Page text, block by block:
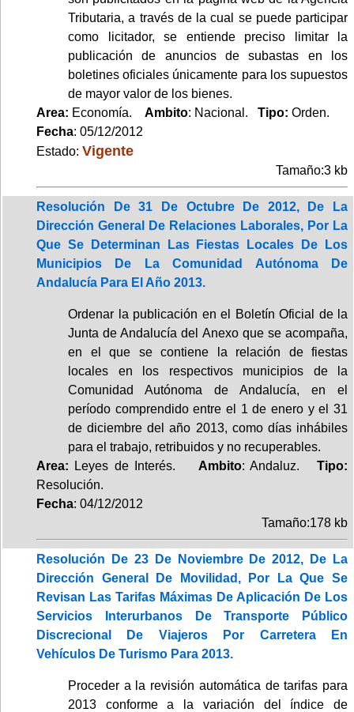
Tributaria, a través de la cual se puede participar
como licitador, se entiende preciso limitar la
publicación de anuncios de subastas en los
boletines oficiales únicamente para los supuestos
de mayor valor de los bienes.
Area: Economía. Ambito: Nacional. Tipo: Orden.
Fecha: 05/12/2012
Estado: Vigente
Tamaño:3 kb
Resolución De 31 De Octubre De 2012, De La
Dirección General De Relaciones Laborales, Por La
Que Se Determinan Las Fiestas Locales De Los
Municipios De La Comunidad Autónoma De
Andalucía Para El Año 2013.
Ordenar la publicación en el Boletín Oficial de la
Junta de Andalucía del Anexo que se acompaña,
en el que se contiene la relación de fiestas
locales en los respectivos municipios de la
Comunidad Autónoma de Andalucía, en el
período comprendido entre el 1 de enero y el 31
de diciembre del año 2013, como días inhábiles
para el trabajo, retribuidos y no recuperables.
Area: Leyes de Interés. Ambito: Andaluz.Tipo:
Resolución.
Fecha: 04/12/2012
Tamaño:178 kb
Resolución De 23 De Noviembre De 2012, De La
Dirección General De Movilidad, Por La Que Se
Revisan Las Tarifas Máximas De Aplicación De Los
Servicios Interurbanos De Transporte Público
Discrecional De Viajeros Por Carretera En
Vehículos De Turismo Para 2013.
Proceder a la revisión automática de tarifas para
2013 conforme a la variación del índice de